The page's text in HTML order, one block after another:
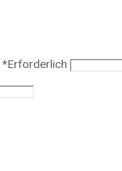
*Erforderlich